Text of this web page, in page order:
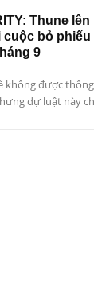
Thune
cuộc bỏ
9
không được
dự luật này